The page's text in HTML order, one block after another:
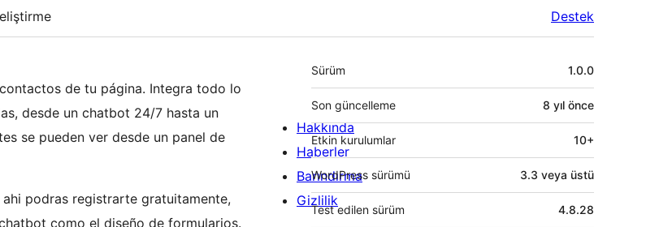
Destek
de tu página. Integra todo lo
desde un chatbot 24/7 hasta un
se pueden ver desde un panel de
podras registrarte gratuitamente,
como el diseño de formularios.
Meta
Sürüm 1.0.0
Son güncelleme 8 yıl önce
Etkin kurulumlar 10+
WordPress sürümü 3.3 veya üstü
Test edilen sürüm 4.8.28
Hakkında
Haberler
Barındırma
Gizlilik